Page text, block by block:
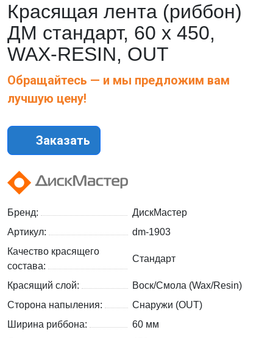
Красящая лента (риббон)
ДМ стандарт, 60 х 450,
WAX-RESIN, OUT
Обращайтесь — и мы предложим вам
лучшую цену!
Заказать
Бренд:
ДискМастер
Артикул:
dm-1903
Качество красящего
состава:
Стандарт
Красящий слой:
Воск/Смола (Wax/Resin)
Сторона напыления:
Снаружи (OUT)
Ширина риббона:
60 мм